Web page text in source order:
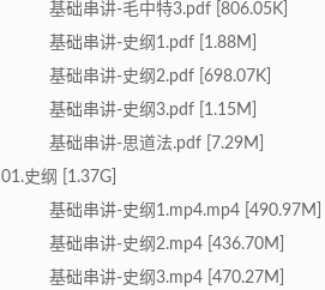
基础串讲-毛中特3.pdf [806.05K]
基础串讲-史纲1.pdf [1.88M]
基础串讲-史纲2.pdf [698.07K]
基础串讲-史纲3.pdf [1.15M]
基础串讲-思道法.pdf [7.29M]
01.史纲 [1.37G]
基础串讲-史纲1.mp4.mp4 [490.97M]
基础串讲-史纲2.mp4 [436.70M]
基础串讲-史纲3.mp4 [470.27M]